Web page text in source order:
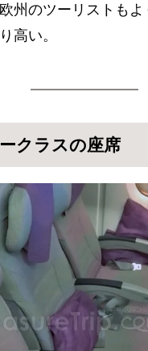
州のツーリストもよ
高い。
クラスの座席